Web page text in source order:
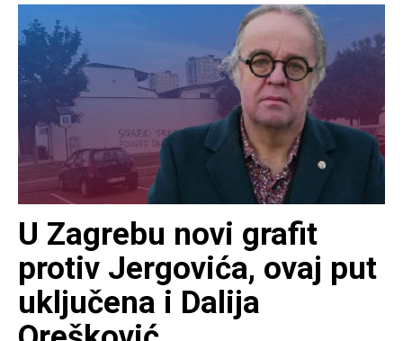
U Zagrebu novi grafit
protiv Jergovića, ovaj put
uključena i Dalija